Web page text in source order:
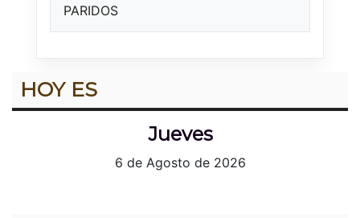
PARIDOS
HOY ES
Jueves
6 de Agosto de 2026